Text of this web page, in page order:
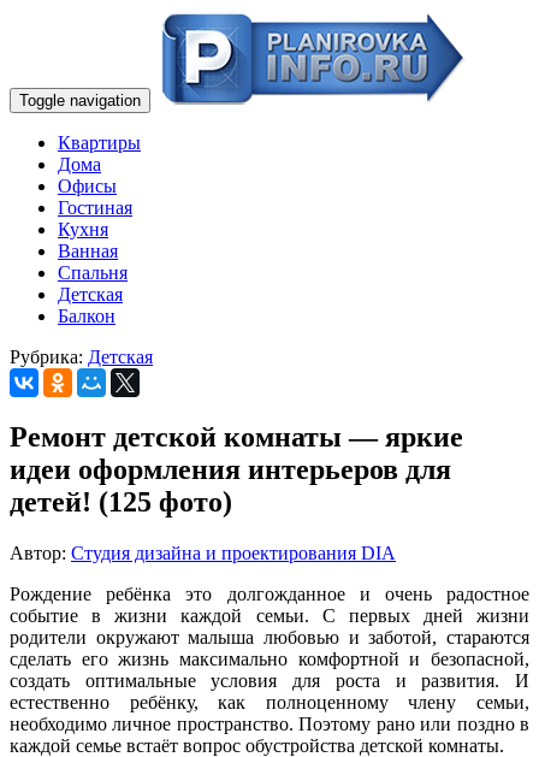
Toggle navigation
Квартиры
Дома
Офисы
Гостиная
Кухня
Ванная
Спальня
Детская
Балкон
Рубрика: Детская
Ремонт детской комнаты — яркие
идеи оформления интерьеров для
детей! (125 фото)
Автор: Студия дизайна и проектирования DIA
Рождение ребёнка это долгожданное и очень радостное
событие в жизни каждой семьи. С первых дней жизни
родители окружают малыша любовью и заботой, стараются
сделать его жизнь максимально комфортной и безопасной,
создать оптимальные условия для роста и развития. И
естественно ребёнку, как полноценному члену семьи,
необходимо личное пространство. Поэтому рано или поздно в
каждой семье встаёт вопрос обустройства детской комнаты.